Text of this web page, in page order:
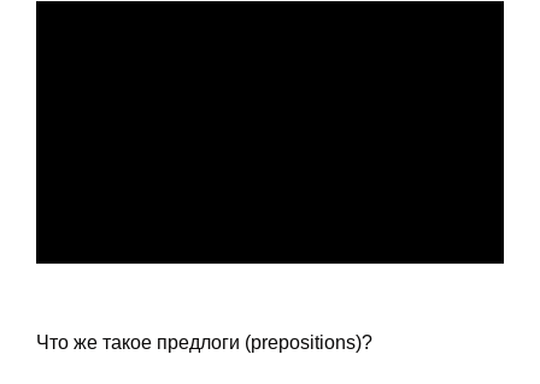
Что же такое предлоги (prepositions)?